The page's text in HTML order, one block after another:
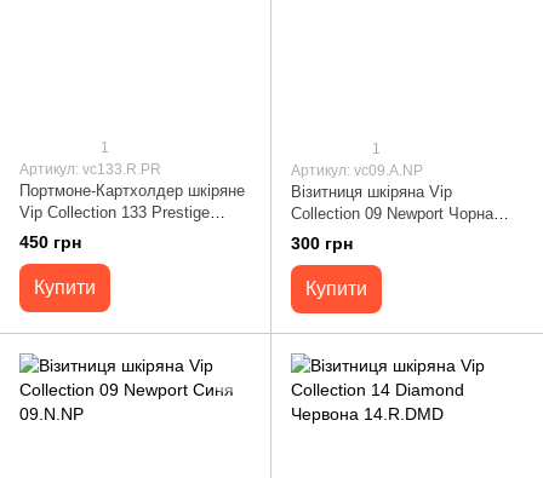
1
Артикул: vc133.R.PR
Портмоне-Картхолдер шкіряне
Vip Collection 133 Prestige
Червоне 133.R.PR
450 грн
Купити
1
Артикул: vc09.A.NP
Візитниця шкіряна Vip
Collection 09 Newport Чорна
09.A.NP
300 грн
Купити